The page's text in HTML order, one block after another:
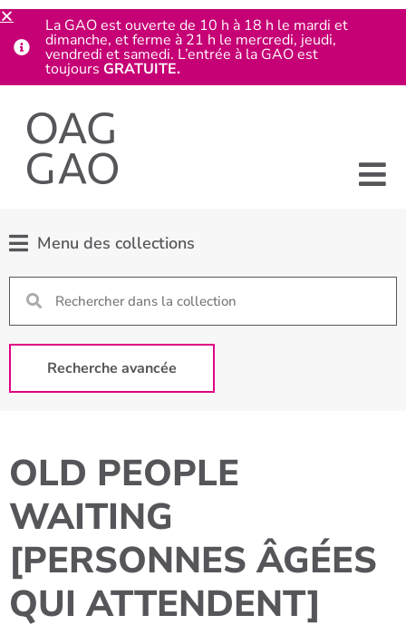
Menu des collections
Recherche avancée
OLD PEOPLE
WAITING
[PERSONNES ÂGÉES
QUI ATTENDENT]
La GAO est ouverte de 10 h à 18 h le mardi et
dimanche, et ferme à 21 h le mercredi, jeudi,
vendredi et samedi. L’entrée à la GAO est
toujours GRATUITE.